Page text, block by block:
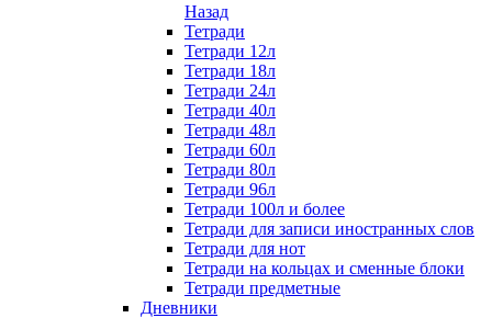
Назад
Тетради
Тетради 12л
Тетради 18л
Тетради 24л
Тетради 40л
Тетради 48л
Тетради 60л
Тетради 80л
Тетради 96л
Тетради 100л и более
Тетради для записи иностранных слов
Тетради для нот
Тетради на кольцах и сменные блоки
Тетради предметные
Дневники